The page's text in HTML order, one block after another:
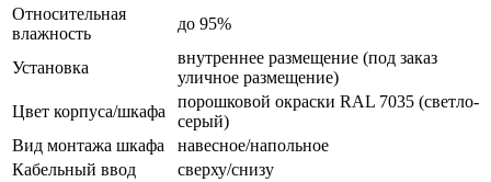
Относительная
влажность
до 95%
Установка
внутреннее размещение (под заказ
уличное размещение)
Цвет корпуса/шкафа
порошковой окраски RAL 7035 (светло-
серый)
Вид монтажа шкафа
навесное/напольное
Кабельный ввод
сверху/снизу